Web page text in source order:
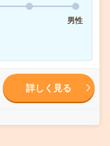
男性
詳しく見る